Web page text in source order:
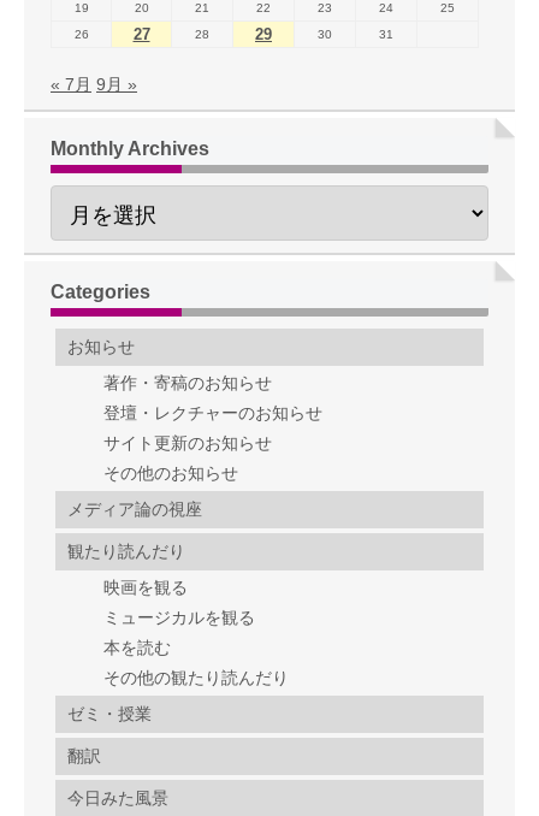
19 20 21 22 23 24
25
26
27 28 29 30 31
« 7月 9月 »
Monthly Archives
Categories
お知らせ
著作・寄稿のお知らせ
登壇・レクチャーのお知らせ
サイト更新のお知らせ
その他のお知らせ
メディア論の視座
観たり読んだり
映画を観る
ミュージカルを観る
本を読む
その他の観たり読んだり
ゼミ・授業
翻訳
今日みた風景